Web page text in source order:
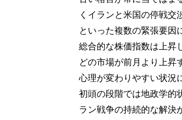
くイランと米国の停戦交
といった複数の緊張要因
総合的な株価指数は上昇
どの市場が前月より上昇
心理が変わりやすい状況
初頭の段階では地政学的
ラン戦争の持続的な解決